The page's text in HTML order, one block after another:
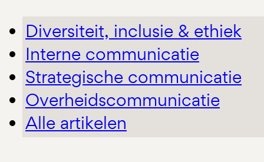
Diversiteit, inclusie & ethiek
Interne communicatie
Strategische communicatie
Overheidscommunicatie
Alle artikelen